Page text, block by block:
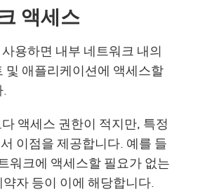
액세스
사용하면 내부 네트워크 내의
및 애플리케이션에 액세스할
.
액세스 권한이 적지만, 특정
이점을 제공합니다. 예를 들
워크에 액세스할 필요가 없는
자 등이 이에 해당합니다.